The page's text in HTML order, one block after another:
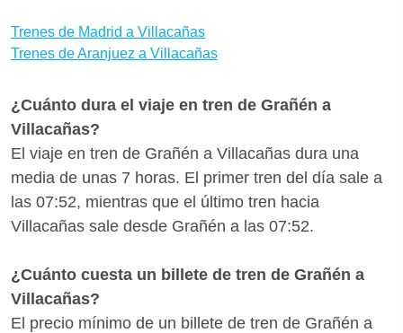
con bastante antelación para aprovechar las
promociones de Renfe. ¿Quieres saber si hay
Villacañas desde Grañén? Con Wanderio puedes
comparar trenes, y escoger la mejor opción para ti
en pocos clics.
Trenes de Madrid a Villacañas
Trenes de Aranjuez a Villacañas
¿Cuánto dura el viaje en tren de Grañén a
Villacañas?
El viaje en tren de Grañén a Villacañas dura una
media de unas 7 horas. El primer tren del día sale a
las 07:52, mientras que el último tren hacia
Villacañas sale desde Grañén a las 07:52.
¿Cuánto cuesta un billete de tren de Grañén a
Villacañas?
El precio mínimo de un billete de tren de Grañén a